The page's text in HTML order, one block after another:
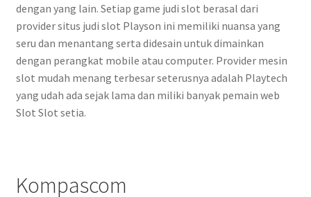
dengan yang lain. Setiap game judi slot berasal dari
provider situs judi slot Playson ini memiliki nuansa yang
seru dan menantang serta didesain untuk dimainkan
dengan perangkat mobile atau computer. Provider mesin
slot mudah menang terbesar seterusnya adalah Playtech
yang udah ada sejak lama dan miliki banyak pemain web
Slot Slot setia.
Kompascom